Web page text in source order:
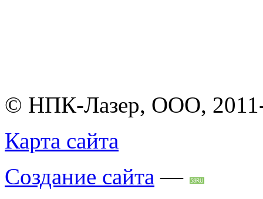
© НПК-Лазер, ООО,
Карта сайта
Создание сайта —